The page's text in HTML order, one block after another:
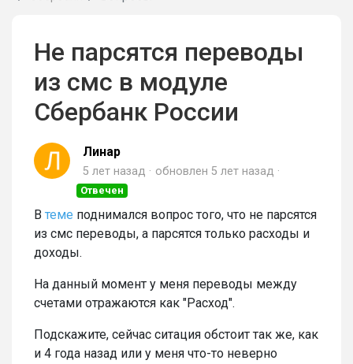
Не парсятся переводы
из смс в модуле
Сбербанк России
Линар
5 лет назад обновлен 5 лет назад
Отвечен
В теме поднимался вопрос того, что не парсятся
из смс переводы, а парсятся только расходы и
доходы.
На данный момент у меня переводы между
счетами отражаются как "Расход".
Подскажите, сейчас ситация обстоит так же, как
и 4 года назад или у меня что-то неверно